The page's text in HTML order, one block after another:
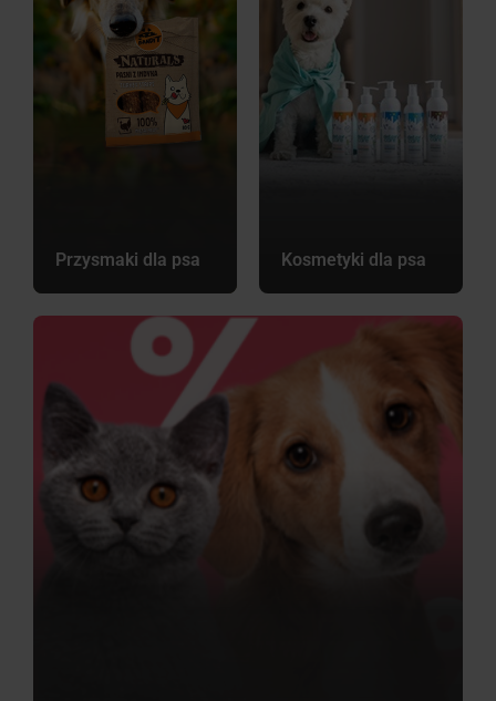
Przysmaki dla psa Kosmetyki dla psa